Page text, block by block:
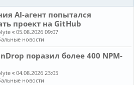
та
ц
я
AI-агент попытался
проект на GitHub
«05.08.2026 09:07
новости
поразил более 400 NPM-
«04.08.2026 23:05
новости